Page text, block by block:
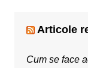
Articole
Cum se face